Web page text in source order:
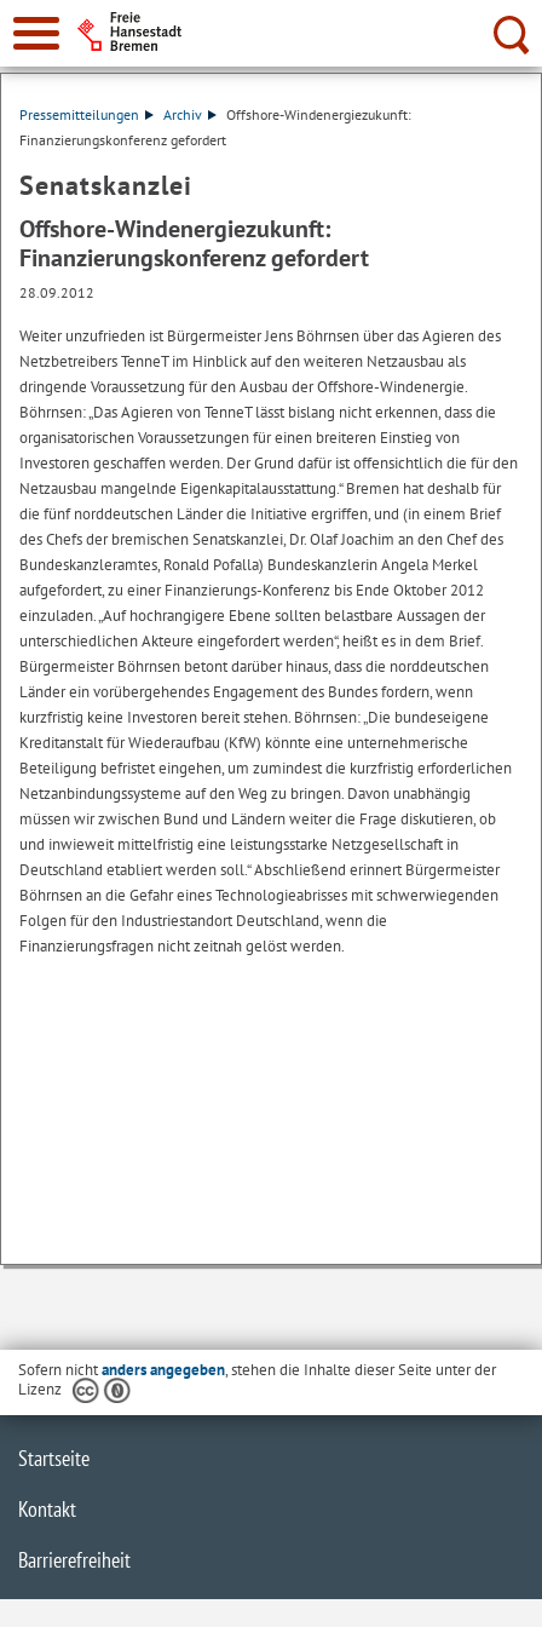
Suche:
Pressemitteilungen Archiv
Offshore-Windenergiezukunft:
Finanzierungskonferenz gefordert
Senatskanzlei
Offshore-Windenergiezukunft:
Finanzierungskonferenz gefordert
28.09.2012
Weiter unzufrieden ist Bürgermeister Jens Böhrnsen über das Agieren des
Netzbetreibers TenneT im Hinblick auf den weiteren Netzausbau als
dringende Voraussetzung für den Ausbau der Offshore-Windenergie.
Böhrnsen: „Das Agieren von TenneT lässt bislang nicht erkennen, dass die
organisatorischen Voraussetzungen für einen breiteren Einstieg von
Investoren geschaffen werden. Der Grund dafür ist offensichtlich die für den
Netzausbau mangelnde Eigenkapitalausstattung.“ Bremen hat deshalb für
die fünf norddeutschen Länder die Initiative ergriffen, und (in einem Brief
des Chefs der bremischen Senatskanzlei, Dr. Olaf Joachim an den Chef des
Bundeskanzleramtes, Ronald Pofalla) Bundeskanzlerin Angela Merkel
aufgefordert, zu einer Finanzierungs-Konferenz bis Ende Oktober 2012
einzuladen. „Auf hochrangigere Ebene sollten belastbare Aussagen der
unterschiedlichen Akteure eingefordert werden“, heißt es in dem Brief.
Bürgermeister Böhrnsen betont darüber hinaus, dass die norddeutschen
Länder ein vorübergehendes Engagement des Bundes fordern, wenn
kurzfristig keine Investoren bereit stehen. Böhrnsen: „Die bundeseigene
Kreditanstalt für Wiederaufbau (KfW) könnte eine unternehmerische
Beteiligung befristet eingehen, um zumindest die kurzfristig erforderlichen
Netzanbindungssysteme auf den Weg zu bringen. Davon unabhängig
müssen wir zwischen Bund und Ländern weiter die Frage diskutieren, ob
und inwieweit mittelfristig eine leistungsstarke Netzgesellschaft in
Deutschland etabliert werden soll.“ Abschließend erinnert Bürgermeister
Böhrnsen an die Gefahr eines Technologieabrisses mit schwerwiegenden
Folgen für den Industriestandort Deutschland, wenn die
Finanzierungsfragen nicht zeitnah gelöst werden.
Sofern nichtanders angegeben, stehen die Inhalte dieser Seite unter der
Lizenz
Startseite
Kontakt
Barrierefreiheit